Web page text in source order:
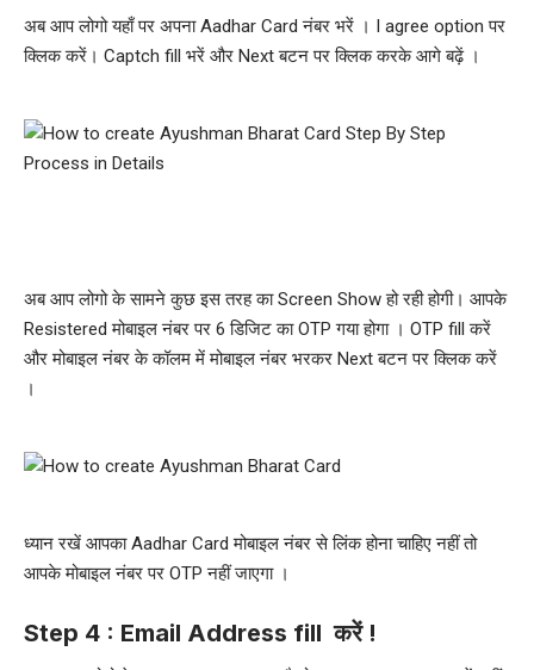
अब आप लोगो यहाँ पर अपना Aadhar Card नंबर भरें । I agree option पर
क्लिक करें। Captch fill भरें और Next बटन पर क्लिक करके आगे बढ़ें ।
अब आप लोगो के सामने कुछ इस तरह का Screen Show हो रही होगी। आपके
Resistered मोबाइल नंबर पर 6 डिजिट का OTP गया होगा । OTP fill करें
और मोबाइल नंबर के कॉलम में मोबाइल नंबर भरकर Next बटन पर क्लिक करें
।
ध्यान रखें आपका Aadhar Card मोबाइल नंबर से लिंक होना चाहिए नहीं तो
आपके मोबाइल नंबर पर OTP नहीं जाएगा ।
Step 4 : Email Address fill करें !